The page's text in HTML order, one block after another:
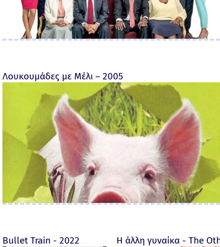
Λουκουμάδες με Μέλι – 2005
Bullet Train - 2022 Η άλλη γυναίκα - The